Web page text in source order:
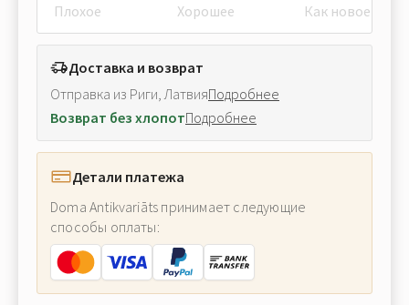
Плохое Хорошее Как новое
Доставка и возврат
Отправка из Риги, ЛатвияПодробнее
Возврат без хлопотПодробнее
Детали платежа
Doma Antikvariāts принимает следующие
способы оплаты: